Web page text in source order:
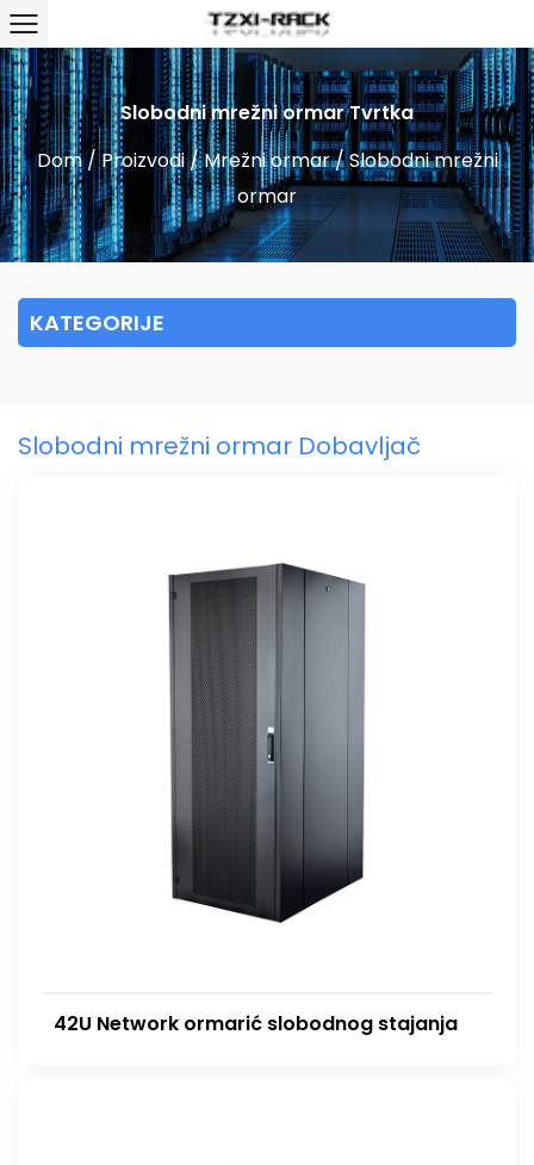
Slobodni mrežni ormar Tvrtka
Dom/Proizvodi/Mrežni ormar/Slobodni mrežni
ormar
KATEGORIJE
Slobodni mrežni ormar Dobavljač
42U Network ormarić slobodnog stajanja